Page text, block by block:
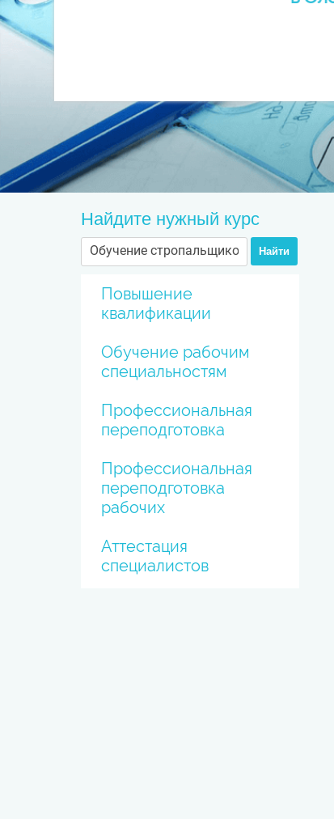
Найдите нужный курс
Найти
Повышение
квалификации
Обучение рабочим
специальностям
Профессиональная
переподготовка
Профессиональная
переподготовка
рабочих
Аттестация
специалистов